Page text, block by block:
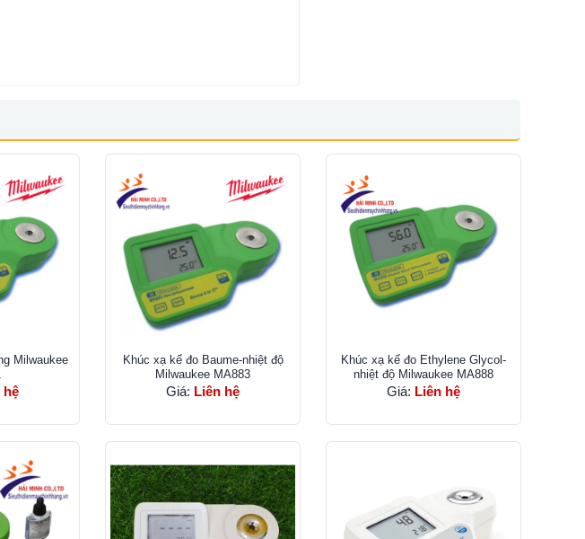
Milwaukee
hệ
Khúc xạ kế đo Baume-nhiệt độ
Milwaukee MA883
Giá: Liên hệ
Khúc xạ kế đo Ethylene Glycol-
nhiệt độ Milwaukee MA888
Giá: Liên hệ